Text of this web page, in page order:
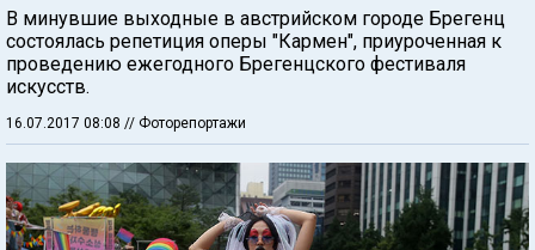
В минувшие выходные в австрийском городе Брегенц
состоялась репетиция оперы "Кармен", приуроченная к
проведению ежегодного Брегенцского фестиваля
искусств.
16.07.2017 08:08 // Фоторепортажи